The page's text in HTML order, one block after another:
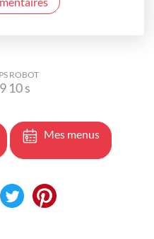
ROBOT
9 10s
Mes menus